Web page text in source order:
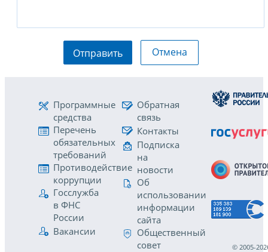
Отправить Отмена
Программные
средства
Перечень
обязательных
требований
Противодействие
коррупции
Госслужба
в ФНС
России
Вакансии
Обратная
связь
Контакты
Подписка
на
новости
Об
использовании
информации
сайта
Общественный
совет
© 2005-